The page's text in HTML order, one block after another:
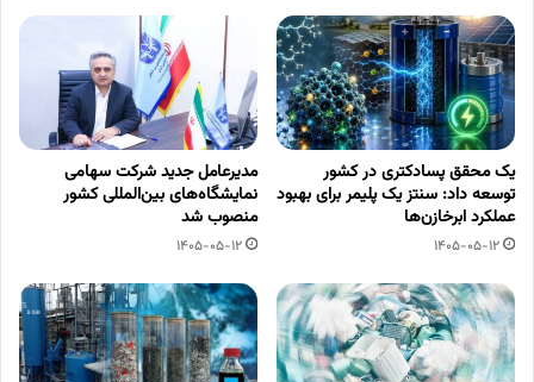
یک محقق پسادکتری در کشور
توسعه داد: سنتز یک پلیمر برای بهبود
عملکرد ابرخازن‌ها
1405-05-12
مدیرعامل جدید شرکت سهامی
نمایشگاه‌های بین‌المللی کشور
منصوب شد
1405-05-12